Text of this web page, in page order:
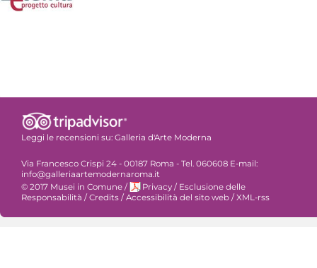
Leggi le recensioni su: Galleria d'Arte Moderna
Via Francesco Crispi 24 - 00187 Roma - Tel. 060608 E-mail:
info@galleriaartemodernaroma.it
© 2017 Musei in Comune / Privacy / Esclusione delle
Responsabilità /Credits /Accessibilità del sito web /XML-rss